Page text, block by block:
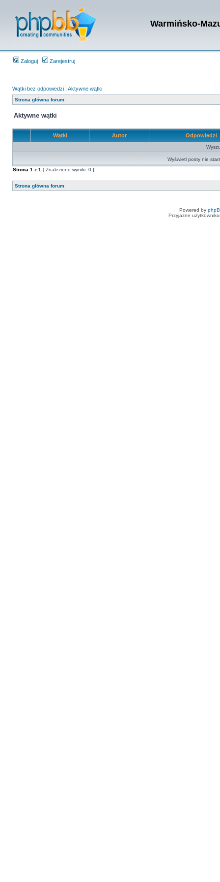
Warmińsko-
Zaloguj Zarejestruj
Wątki bez odpowiedzi | Aktywne wątki
Strona główna forum
Aktywne wątki
Wątki Autor Odpowiedzi
Wyświetl posty nie
Strona 1 z 1 [ Znalezione wyniki: 0 ]
Strona główna forum
Powered by
Przyjazne